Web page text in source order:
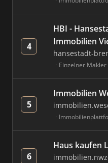
4
HBI -
Immobilien
hansestadt-
Einzelner Makler
5
Immobilien
6
Haus kaufen